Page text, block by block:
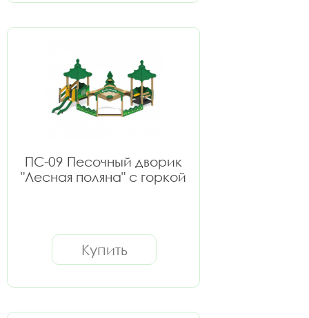
ПС-09 Песочный дворик
"Лесная поляна" с горкой
Купить